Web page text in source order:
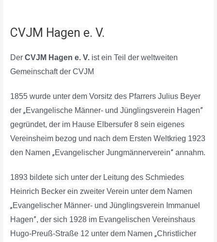
CVJM Hagen e. V.
DerCVJM Hagen e. V. ist ein Teil der weltweiten
Gemeinschaft der CVJM
1855 wurde unter dem Vorsitz des Pfarrers Julius Beyer
der„Evangelische Männer- und Jünglingsverein Hagen”
gegründet, der im Hause Elbersufer 8 sein eigenes
Vereinsheim bezog und nach dem Ersten Weltkrieg 1923
den Namen„Evangelischer Jungmännerverein” annahm.
1893 bildete sich unter der Leitung des Schmiedes
Heinrich Becker ein zweiter Verein unter dem Namen
„Evangelischer Männer- und Jünglingsverein Immanuel
Hagen”, der sich 1928 im Evangelischen Vereinshaus
Hugo-Preuß-Straße 12 unter dem Namen„Christlicher